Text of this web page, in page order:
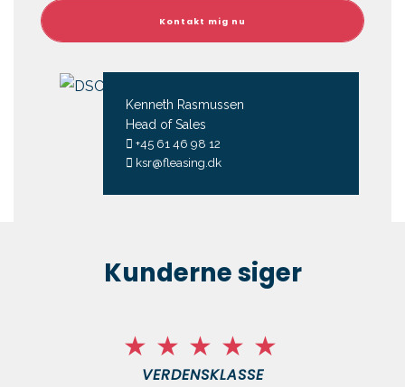
Kenneth Rasmussen
Head of Sales
+45 61 46 98 12
ksr@fleasing.dk
Kunderne siger
VERDENSKLASSE